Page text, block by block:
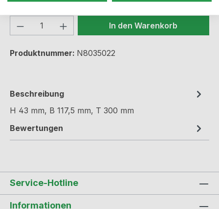
Produkt Anzahl: Gib denIn den Warenkorb
Produktnummer: N8035022
Beschreibung
H 43 mm, B 117,5 mm, T 300 mm
Bewertungen
Service-Hotline
Informationen